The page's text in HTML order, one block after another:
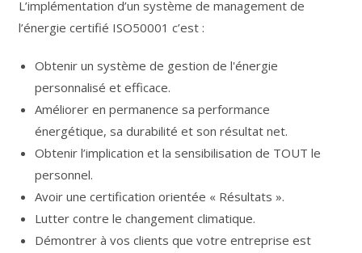
L’implémentation d’un système de management de
l’énergie certifié ISO50001 c’est :
Obtenir un système de gestion de l'énergie
personnalisé et efficace.
Améliorer en permanence sa performance
énergétique, sa durabilité et son résultat net.
Obtenir l’implication et la sensibilisation de TOUT le
personnel.
Avoir une certification orientée « Résultats ».
Lutter contre le changement climatique.
Démontrer à vos clients que votre entreprise est